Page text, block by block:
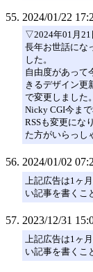
2024/01/22
▽2024年01月21
長年お世話にな
した。
自由度があって
きるデザイン更
で変更しました。
Nicky CGI今ま
RSSも変更にな
た方がいらっし
2024/01/02
上記広告は1ヶ
い記事を書くこ
2023/12/31
上記広告は1ヶ
い記事を書くこ